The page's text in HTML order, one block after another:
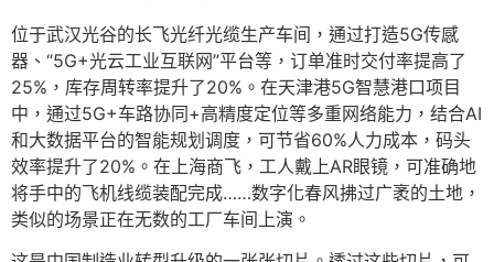
位于武汉光谷的长飞光纤光缆生产车间，通过打造5G传感
器、“5G+光云工业互联网”平台等，订单准时交付率提高了
25%，库存周转率提升了20%。在天津港5G智慧港口项目
中，通过5G+车路协同+高精度定位等多重网络能力，结合AI
和大数据平台的智能规划调度，可节省60%人力成本，码头
效率提升了20%。在上海商飞，工人戴上AR眼镜，可准确地
将手中的飞机线缆装配完成……数字化春风拂过广袤的土地，
类似的场景正在无数的工厂车间上演。